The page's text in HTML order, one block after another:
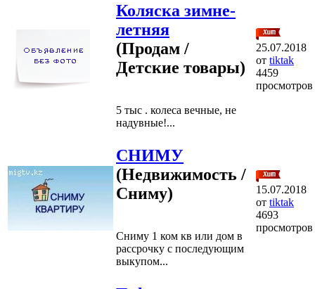
Коляска зимне-
летняя
(Продам /
Детские товары)
5 тыс . колеса вечные, не
надувные!...
25.07.2018
от tiktak
4459
просмотров
СНИМУ
(Недвижимость /
Сниму)
Сниму 1 ком кв или дом в
рассрочку с последующим
выкупом...
15.07.2018
от tiktak
4693
просмотров